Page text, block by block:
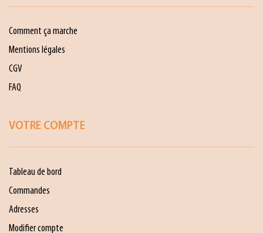
Comment ça marche
Mentions légales
CGV
FAQ
VOTRE COMPTE
Tableau de bord
Commandes
Adresses
Modifier compte